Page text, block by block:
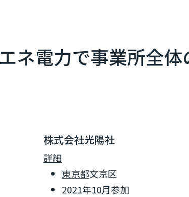
ネ電力で事業所全
株式会社光陽社
詳細
東京都文京区
2021年10月参加